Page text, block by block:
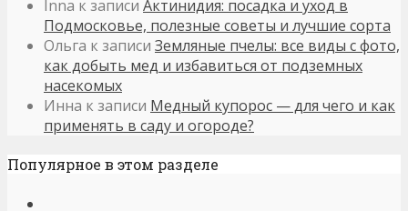
Inna к записи Актинидия: посадка и уход в
Подмосковье, полезные советы и лучшие сорта
Ольга к записи Земляные пчелы: все виды с фото,
как добыть мед и избавиться от подземных
насекомых
Инна к записи Медный купорос — для чего и как
применять в саду и огороде?
Популярное в этом разделе